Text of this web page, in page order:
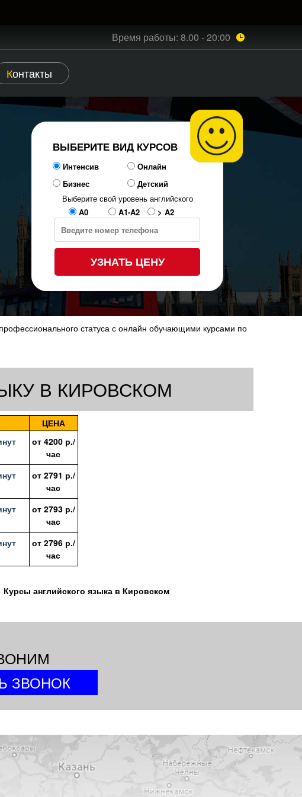
Время работы: 8.00 - 20:00
Контакты
ВЫБЕРИТЕ ВИД КУРСОВ
Интенсив
Онлайн
Бизнес
Детский
Выберите свой уровень английского
A0
A1-A2 > A2
УЗНАТЬ ЦЕНУ
статуса с онлайн обучающими курсами по
В КИРОВСКОМ
ЦЕНА
от 4200 р./
час
от 2791 р./
час
от 2793 р./
час
от 2796 р./
час
Курсы английского языка в Кировском